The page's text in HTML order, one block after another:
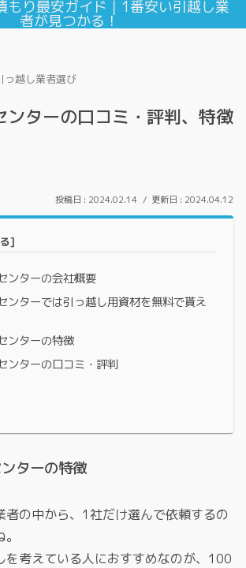
っ越し業者選び
ターの口コミ・評判、特徴
2024.02.14 2024.04.12
ンターの会社概要
ンターでは引っ越し用資材を無料で貰え
ンターの特徴
ンターの口コミ・評判
ターの特徴
者の中から、1社だけ選んで依頼するの
を考えている人におすすめなのが、100